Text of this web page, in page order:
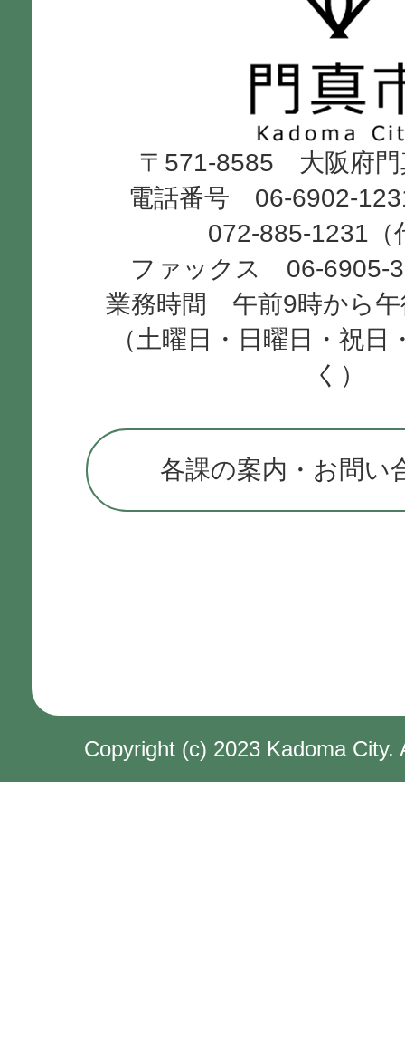
市
Kadoma
City
〒571-8585 大阪府門
電話番号 06-6902-
072-885-1231（
ファックス 06-6905-
業務時間 午前9時から午
（土曜日・日曜日・祝日
く）
各課の案内・お問い
Copyright (c) 2023 Kadoma City.